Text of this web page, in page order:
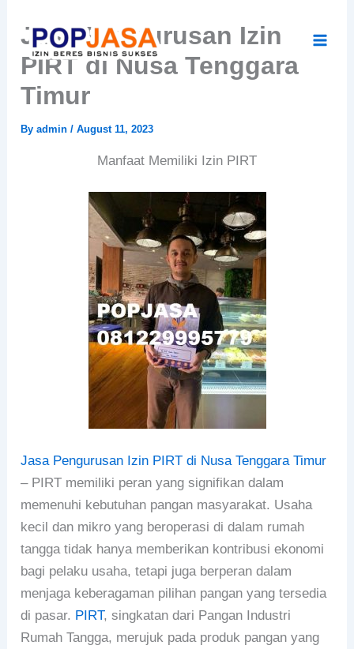
content
Jasa Pengurusan Izin
PIRT di Nusa Tenggara
Timur
Byadmin/August 11, 2023
Manfaat Memiliki Izin PIRT
Jasa Pengurusan Izin PIRT di Nusa Tenggara Timur
– PIRT memiliki peran yang signifikan dalam
memenuhi kebutuhan pangan masyarakat. Usaha
kecil dan mikro yang beroperasi di dalam rumah
tangga tidak hanya memberikan kontribusi ekonomi
bagi pelaku usaha, tetapi juga berperan dalam
menjaga keberagaman pilihan pangan yang tersedia
di pasar. PIRT, singkatan dari Pangan Industri
Rumah Tangga, merujuk pada produk pangan yang